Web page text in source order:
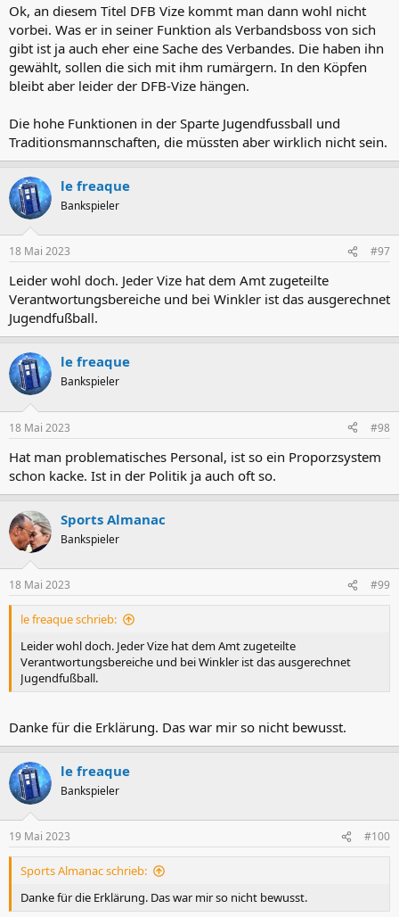
Ok, an diesem Titel DFB Vize kommt man dann wohl nicht
vorbei. Was er in seiner Funktion als Verbandsboss von sich
gibt ist ja auch eher eine Sache des Verbandes. Die haben ihn
gewählt, sollen die sich mit ihm rumärgern. In den Köpfen
bleibt aber leider der DFB-Vize hängen.
Die hohe Funktionen in der Sparte Jugendfussball und
Traditionsmannschaften, die müssten aber wirklich nicht sein.
le freaque
Bankspieler
18 Mai 2023 #97
Leider wohl doch. Jeder Vize hat dem Amt zugeteilte
Verantwortungsbereiche und bei Winkler ist das ausgerechnet
Jugendfußball.
le freaque
Bankspieler
18 Mai 2023 #98
Hat man problematisches Personal, ist so ein Proporzsystem
schon kacke. Ist in der Politik ja auch oft so.
Sports Almanac
Bankspieler
18 Mai 2023 #99
le freaque schrieb:
Leider wohl doch. Jeder Vize hat dem Amt zugeteilte
Verantwortungsbereiche und bei Winkler ist das ausgerechnet
Jugendfußball.
Danke für die Erklärung. Das war mir so nicht bewusst.
le freaque
Bankspieler
19 Mai 2023 #100
Sports Almanac schrieb:
Danke für die Erklärung. Das war mir so nicht bewusst.